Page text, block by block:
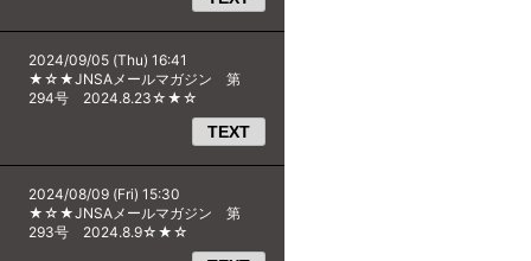
2024/09/05 (Thu) 16:41
★☆★JNSAメールマガジン 第
294号 2024.8.23☆★☆
TEXT
2024/08/09 (Fri) 15:30
★☆★JNSAメールマガジン 第
293号 2024.8.9☆★☆